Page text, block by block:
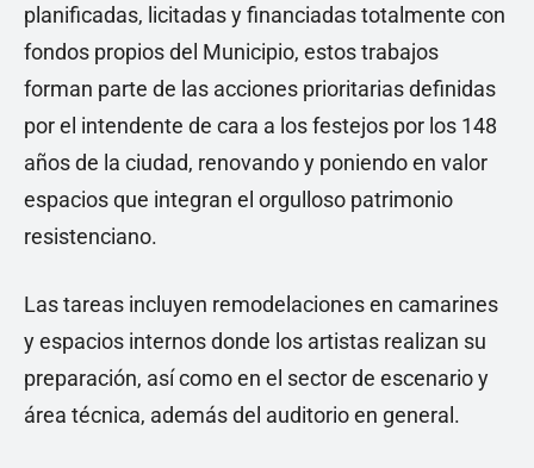
planificadas, licitadas y financiadas totalmente con
fondos propios del Municipio, estos trabajos
forman parte de las acciones prioritarias definidas
por el intendente de cara a los festejos por los 148
años de la ciudad, renovando y poniendo en valor
espacios que integran el orgulloso patrimonio
resistenciano.
Las tareas incluyen remodelaciones en camarines
y espacios internos donde los artistas realizan su
preparación, así como en el sector de escenario y
área técnica, además del auditorio en general.